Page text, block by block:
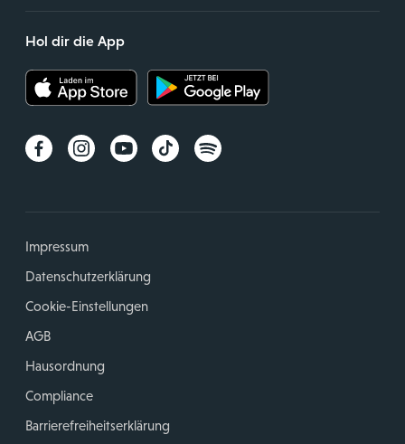
Hol dir die App
Impressum
Datenschutzerklärung
Cookie-Einstellungen
AGB
Hausordnung
Compliance
Barrierefreiheitserklärung